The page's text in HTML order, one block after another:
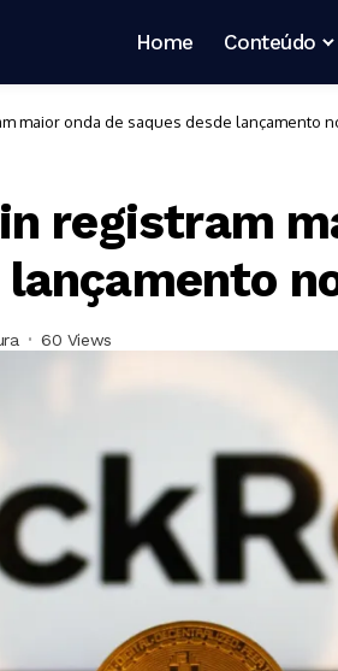
Home Conteúdo
maior onda de saques desde lançamento
registram
60 Views